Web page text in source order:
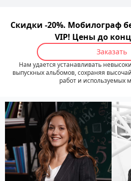
Скидки -20%. Мобилограф
VIP! Цены до
Заказать
Нам удается устанавливать
выпускных альбомов, сохраняя
работ и используемых